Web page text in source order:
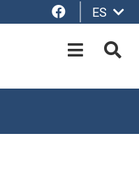
Facebook
ES
OPEN-